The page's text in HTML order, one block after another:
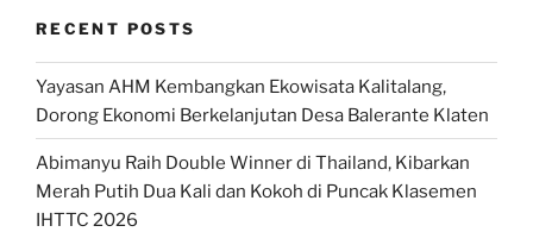
RECENT POSTS
Yayasan AHM Kembangkan Ekowisata Kalitalang,
Dorong Ekonomi Berkelanjutan Desa Balerante Klaten
Abimanyu Raih Double Winner di Thailand, Kibarkan
Merah Putih Dua Kali dan Kokoh di Puncak Klasemen
IHTTC 2026